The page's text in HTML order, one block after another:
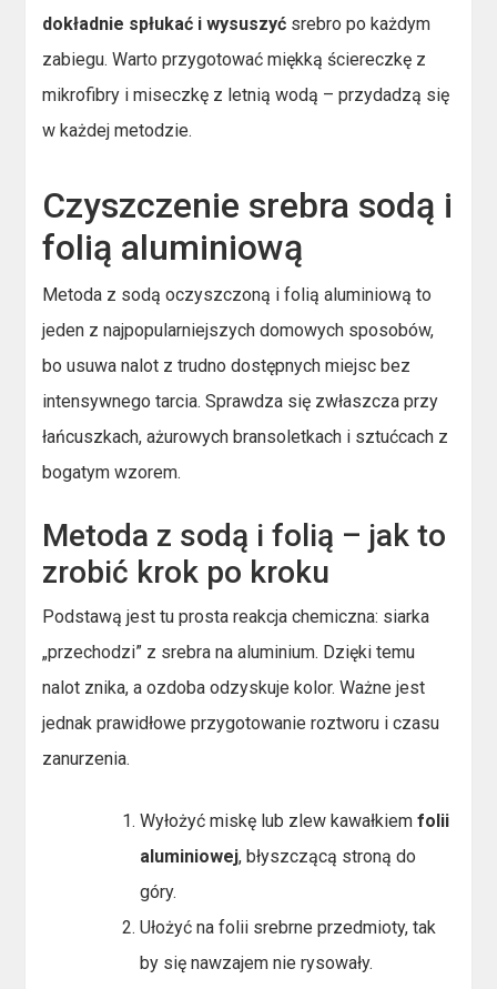
dokładnie spłukać i wysuszyć srebro po każdym
zabiegu. Warto przygotować miękką ściereczkę z
mikrofibry i miseczkę z letnią wodą – przydadzą się
w każdej metodzie.
Czyszczenie srebra sodą i
folią aluminiową
Metoda z sodą oczyszczoną i folią aluminiową to
jeden z najpopularniejszych domowych sposobów,
bo usuwa nalot z trudno dostępnych miejsc bez
intensywnego tarcia. Sprawdza się zwłaszcza przy
łańcuszkach, ażurowych bransoletkach i sztućcach z
bogatym wzorem.
Metoda z sodą i folią – jak to
zrobić krok po kroku
Podstawą jest tu prosta reakcja chemiczna: siarka
„przechodzi” z srebra na aluminium. Dzięki temu
nalot znika, a ozdoba odzyskuje kolor. Ważne jest
jednak prawidłowe przygotowanie roztworu i czasu
zanurzenia.
Wyłożyć miskę lub zlew kawałkiemfolii
aluminiowej, błyszczącą stroną do
góry.
Ułożyć na folii srebrne przedmioty, tak
by się nawzajem nie rysowały.